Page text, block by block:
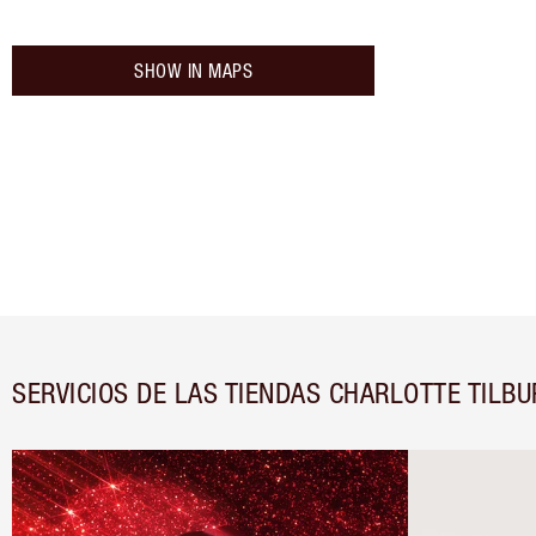
SHOW IN MAPS
SERVICIOS DE LAS TIENDAS CHARLOTTE